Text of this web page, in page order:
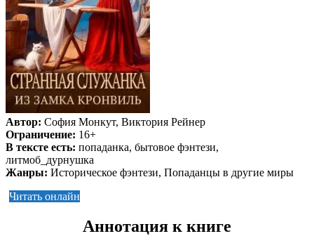
Автор: София Монкут, Виктория Рейнер
Ограничение: 16+
В тексте есть: попаданка, бытовое фэнтези,
литмоб_дурнушка
Жанры: Историческое фэнтези, Попаданцы в другие миры
Читать онлайн
Аннотация к книге